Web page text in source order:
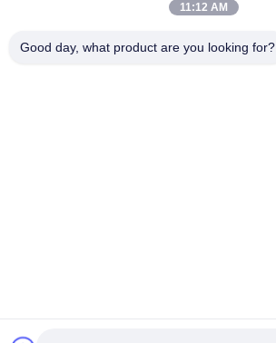
0086-158-1879-0524
11:12 AM
Good day, what product are you looking for?